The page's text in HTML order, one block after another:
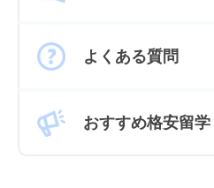
よくある質問
おすすめ格安留学